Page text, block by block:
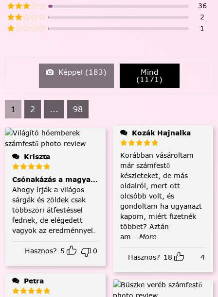
36
2
1
Képpel (183) Mind
(1171)
1 2 ... 98
Kriszta
Csónakázás a magyar tengeren
Ahogy írják a világos
sárgák és zöldek csak
többszöri átfestéssel
fednek, de elégedett
vagyok az eredménnyel.
Hasznos? 5 0
Petra
Kozák Hajnalka
Korábban vásároltam
már számfestő
készleteket, de más
oldalról, mert ott
olcsóbb volt, és
gondoltam ha ugyanazt
kapom, miért fizetnék
többet? Aztán
am ...More
Hasznos? 18 4